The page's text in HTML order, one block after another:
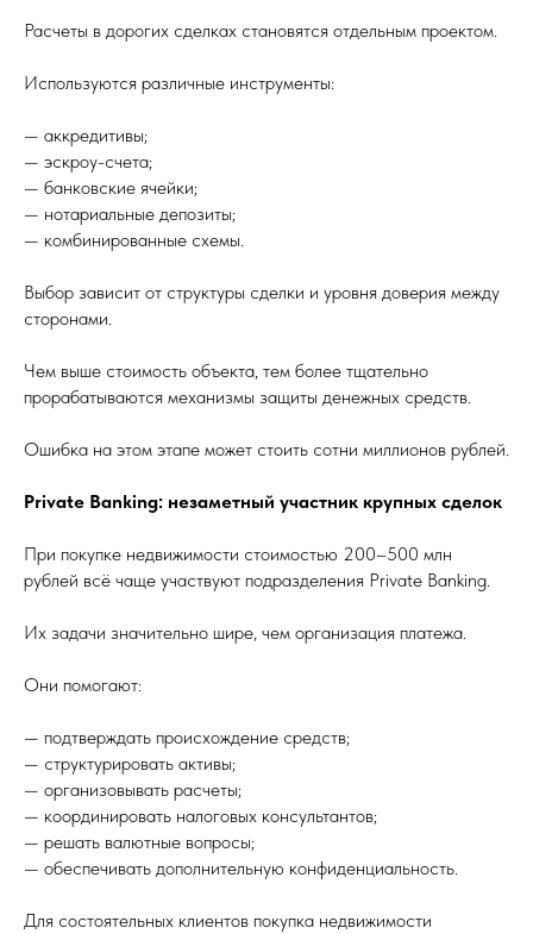
Расчеты в дорогих сделках становятся отдельным проектом.
Используются различные инструменты:
— аккредитивы;
— эскроу-счета;
— банковские ячейки;
— нотариальные депозиты;
— комбинированные схемы.
Выбор зависит от структуры сделки и уровня доверия между
сторонами.
Чем выше стоимость объекта, тем более тщательно
прорабатываются механизмы защиты денежных средств.
Ошибка на этом этапе может стоить сотни миллионов рублей.
Private Banking: незаметный участник крупных сделок
При покупке недвижимости стоимостью 200–500 млн
рублей всё чаще участвуют подразделения Private Banking.
Их задачи значительно шире, чем организация платежа.
Они помогают:
— подтверждать происхождение средств;
— структурировать активы;
— организовывать расчеты;
— координировать налоговых консультантов;
— решать валютные вопросы;
— обеспечивать дополнительную конфиденциальность.
Для состоятельных клиентов покупка недвижимости